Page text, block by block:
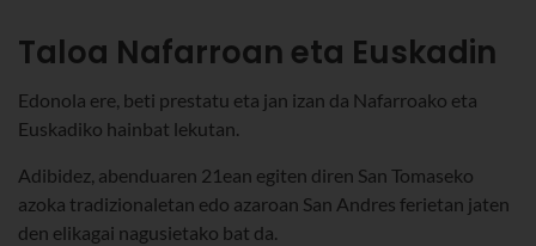
Taloa Nafarroan eta Euskadin
Edonola ere, beti prestatu eta jan izan da Nafarroako eta
Euskadiko hainbat lekutan.
Adibidez, abenduaren 21ean egiten diren San Tomaseko
azoka tradizionaletan edo azaroan San Andres ferietan jaten
den elikagai nagusietako bat da.